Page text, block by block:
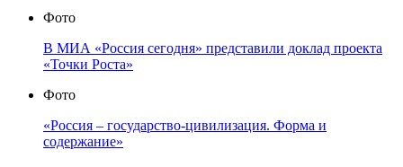
Фото
В МИА «Россия сегодня» представили доклад проекта
«Точки Роста»
Фото
«Россия – государство-цивилизация. Форма и
содержание»